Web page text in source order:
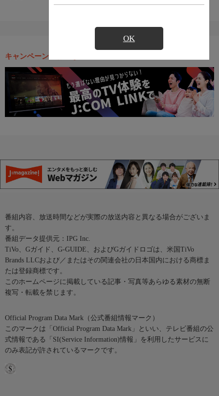
OK
キャンペーン・お得な情報
番組内容、放送時間などが実際の放送内容と異なる場合がございま
す。
番組データ提供元：IPG Inc.
TiVo、Gガイド、G-GUIDE、およびGガイドロゴは、米国TiVo
Brands LLCおよび／またはその関連会社の日本国内における商標ま
たは登録商標です。
このホームページに掲載している記事・写真等あらゆる素材の無断
複写・転載を禁じます。
Official Program Data Mark（公式番組情報マーク）
このマークは「Official Program Data Mark」といい、テレビ番組の公
式情報である「SI(Service Information)情報」を利用したサービスに
のみ表記が許されているマークです。